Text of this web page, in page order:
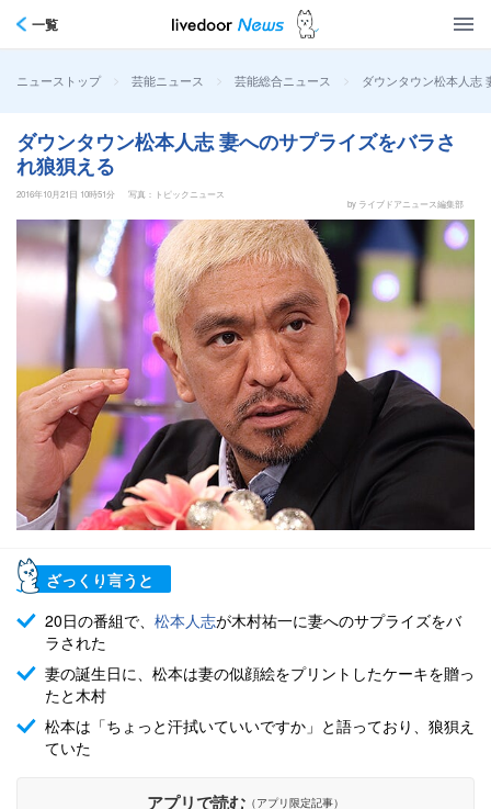
一覧
ニューストップ > 芸能ニュース > 芸能総合ニュース > ダウンタウン松本人志
ダウンタウン松本人志 妻へのサプライズをバラさ
れ狼狽える
2016年10月21日 10時51分
写真：トピックニュース
by ライブドアニュース編集部
ざっくり言うと
20日の番組で、 松本人志が木村祐一に妻へのサプライズをバ
ラされた
妻の誕生日に、松本は妻の似顔絵をプリントしたケーキを贈っ
たと木村
松本は「ちょっと汗拭いていいですか」と語っており、狼狽え
ていた
アプリで読む （アプリ限定記事）